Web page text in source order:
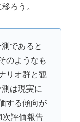
ろう。
であると
のようなも
リオ群と観
は現実に
する傾向が
次評価報告